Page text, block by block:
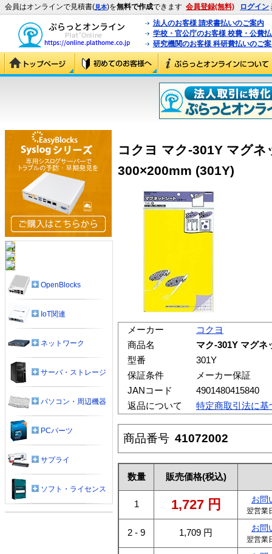
会員はオンラインで見積書(見本)を無料で作成できます 会員登録(無料) ログイン
法人のお客様 請求書払いのご案内
学校・官公庁のお客様 校費・公費
研究機関のお客様 科研費払いのご
コクヨ マク-301Y マグ
300×200mm (301Y)
メーカー
コクヨ
商品名
マク-301Y マグネ
型番
301Y
保証条件
メーカー保証
JANコード
4901480415840
返品について
特定商取引法に基
商品番号 41072002
数量 販売価格(税込)
1 1,727 円 お問
翌営業
2 - 9 1,709 円 お問
翌営業
OpenBlocks
IoT関連
ネットワーク
サーバ・ストレージ
パソコン・周辺機器
PCパーツ
サプライ
ソフト・ライセンス